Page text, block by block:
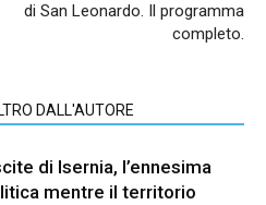
di San Leonardo. Il programma
completo.
DALL'AUTORE
di Isernia, l’ennesima
mentre il territorio